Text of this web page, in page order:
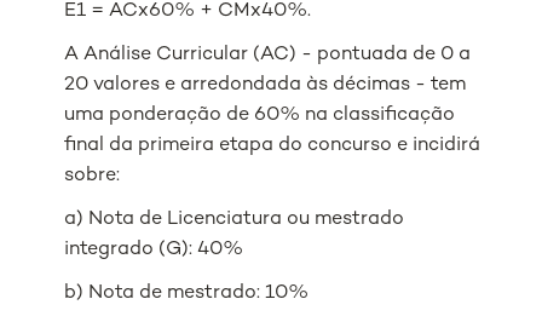
E1 = ACx60% + CMx40%.
A Análise Curricular (AC) - pontuada de 0 a
20 valores e arredondada às décimas - tem
uma ponderação de 60% na classificação
final da primeira etapa do concurso e incidirá
sobre:
a) Nota de Licenciatura ou mestrado
integrado (G): 40%
b) Nota de mestrado: 10%